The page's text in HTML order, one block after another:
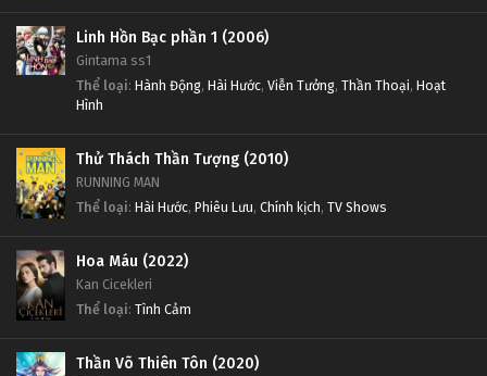
Linh Hồn Bạc phần 1 (2006)
Gintama ss1
Thể loại: Hành Động, Hài Hước, Viễn Tưởng, Thần Thoại, Hoạt
Hình
Thử Thách Thần Tượng (2010)
RUNNING MAN
Thể loại: Hài Hước, Phiêu Lưu, Chính kịch, TV Shows
Hoa Máu (2022)
Kan Cicekleri
Thể loại: Tình Cảm
Thần Võ Thiên Tôn (2020)